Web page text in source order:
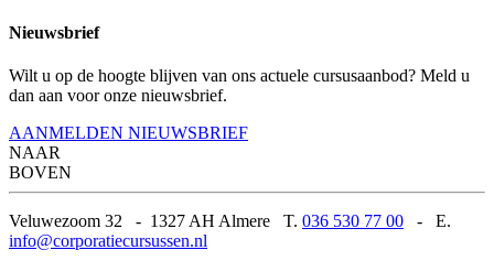
Nieuwsbrief
Wilt u op de hoogte blijven van ons actuele cursusaanbod? Meld u
dan aan voor onze nieuwsbrief.
AANMELDEN NIEUWSBRIEF
NAAR
BOVEN
Veluwezoom 32 - 1327 AH Almere T. 036 530 77 00 - E.
info@corporatiecursussen.nl